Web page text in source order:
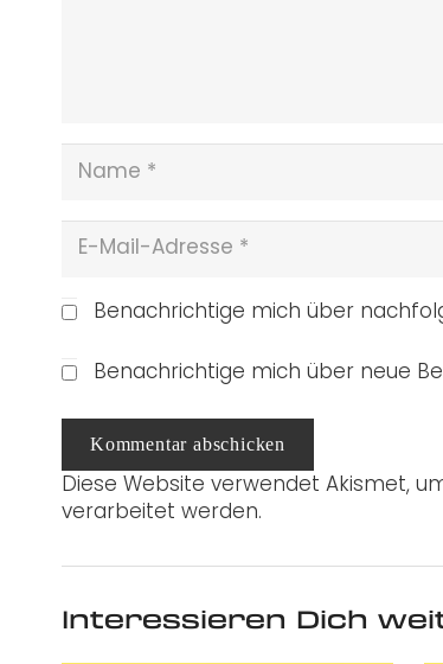
Benachrichtige mich über
Benachrichtige mich über neue
Kommentar abschicken
Diese Website verwendet Akismet,
verarbeitet werden.
Interessieren Dich